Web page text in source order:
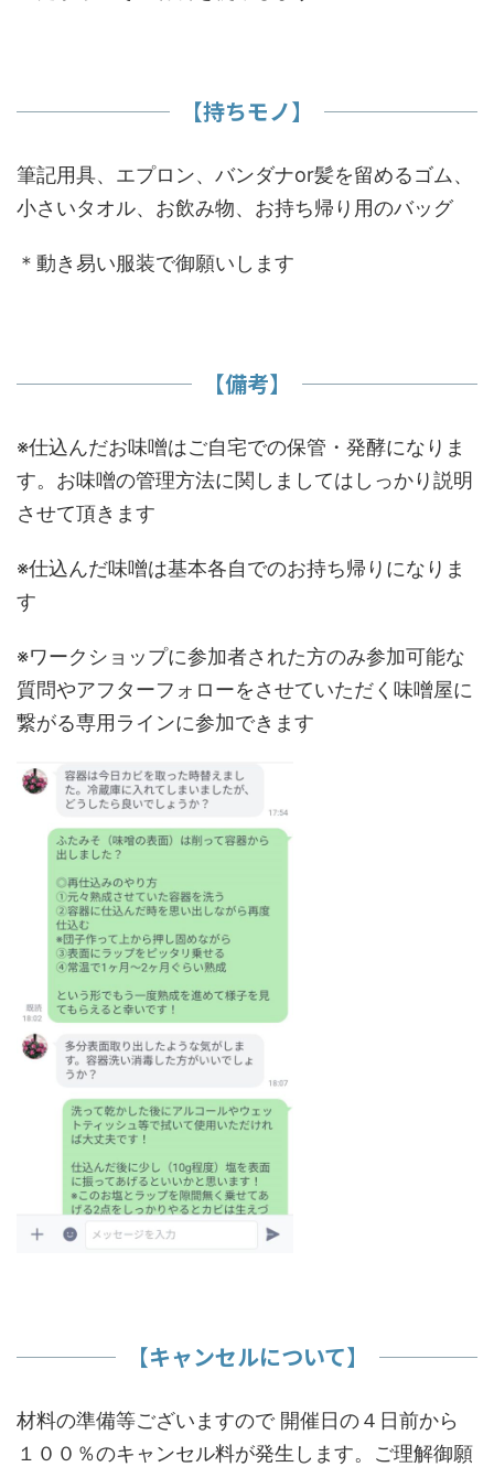
【持ちモノ】
筆記用具、エプロン、バンダナor髪を留めるゴム、
小さいタオル、お飲み物、お持ち帰り用のバッグ
＊動き易い服装で御願いします
【備考】
※仕込んだお味噌はご自宅での保管・発酵になりま
す。お味噌の管理方法に関しましてはしっかり説明
させて頂きます
※仕込んだ味噌は基本各自でのお持ち帰りになりま
す
※ワークショップに参加者された方のみ参加可能な
質問やアフターフォローをさせていただく味噌屋に
繋がる専用ラインに参加できます
​【キャンセルについて】
材料の準備等ございますので 開催日の４日前から
１００％のキャンセル料が発生します。ご理解御願